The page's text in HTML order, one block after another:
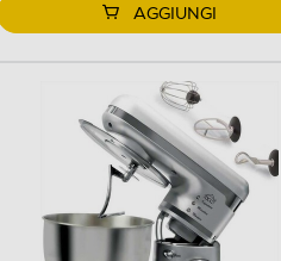
AGGIUNGI